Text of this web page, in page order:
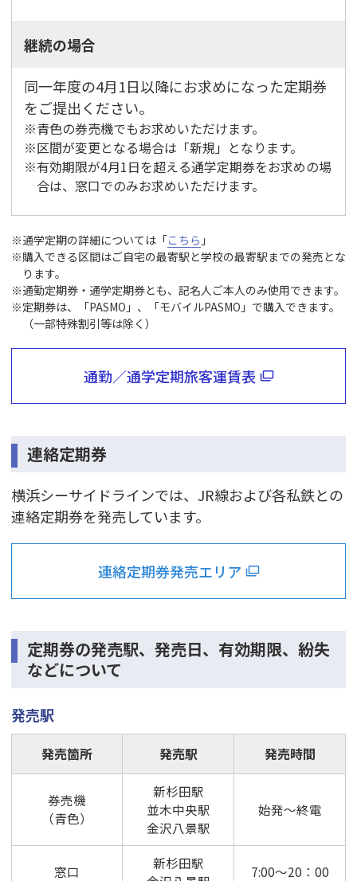
継続の場合
同一年度の4月1日以降にお求めになった定期券
をご提出ください。
青色の券売機でもお求めいただけます。
区間が変更となる場合は「新規」となります。
有効期限が4月1日を超える通学定期券をお求めの場
合は、窓口でのみお求めいただけます。
通学定期の詳細については「こちら 」
購入できる区間はご自宅の最寄駅と学校の最寄駅までの発売とな
ります。
通勤定期券・通学定期券とも、記名人ご本人のみ使用できます。
定期券は、「PASMO」、「モバイルPASMO」で購入できます。
（一部特殊割引等は除く）
通勤／通学定期旅客運賃表
連絡定期券
横浜シーサイドラインでは、JR線および各私鉄との
連絡定期券を発売しています。
連絡定期券発売エリア
定期券の発売駅、発売日、有効期限、紛失
などについて
発売駅
発売箇所 発売駅 発売時間
券売機
（青色）
新杉田駅
並木中央駅
金沢八景駅
始発～終電
窓口
新杉田駅
7:00～20：00